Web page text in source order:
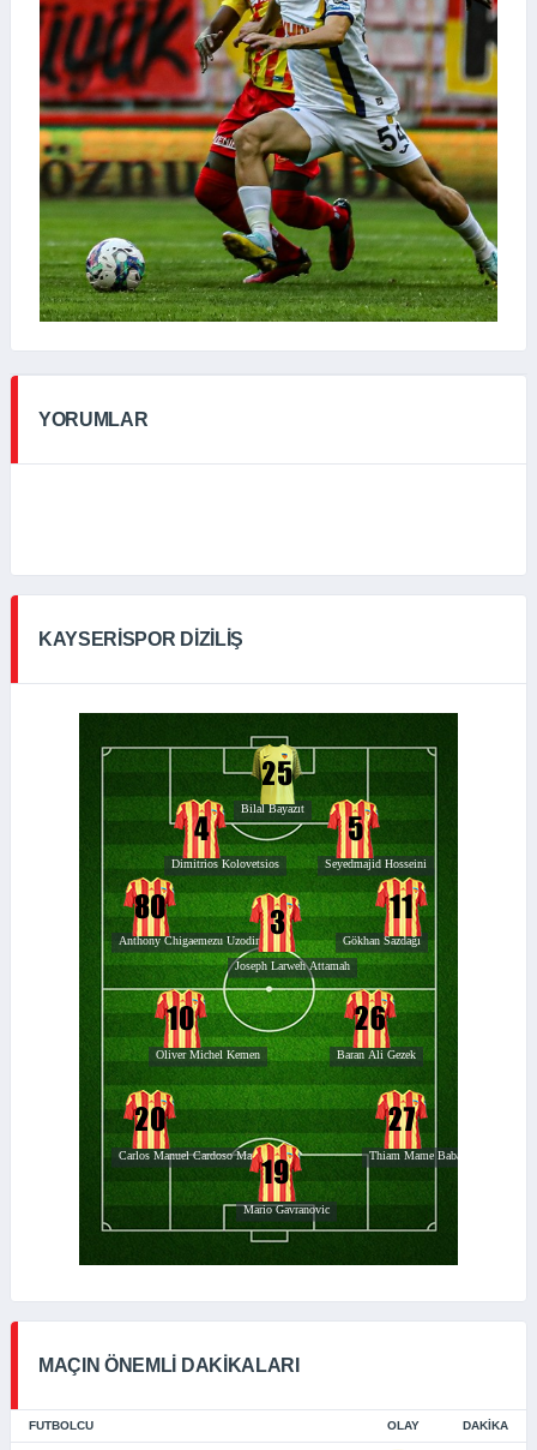
YORUMLAR
KAYSERISPOR DIZILIŞ
MAÇIN ÖNEMLİ DAKİKALARI
FUTBOLCU OLAY DAKIKA